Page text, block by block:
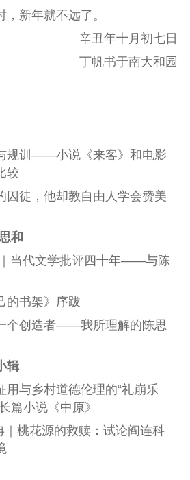
新年就不远了。
辛丑年十月初七日
丁帆书于南大和园
训——小说《来客》和电影
较
徒，他却教自由人学会赞美
和
代文学批评四十年——与陈
书架》序跋
创造者——我所理解的陈思
辑
与乡村道德伦理的“礼崩乐
小说《中原》
桃花源的救赎：试论阎连科